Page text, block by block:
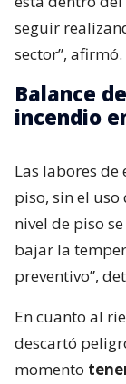
seguir
sector”, afirmó.
Balance
incendio
Las labores
piso, sin el uso
nivel de piso
bajar la
preventivo”,
En cuanto al
descartó
momento